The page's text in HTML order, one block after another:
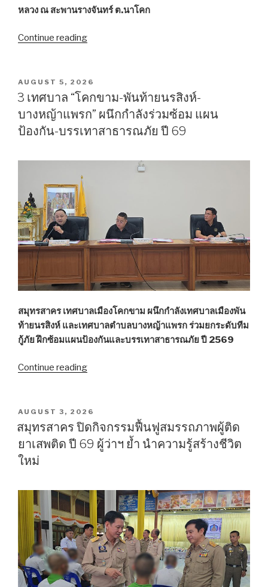
หลวง ณ สะพานรางจันทร์ ต.นาโคก
Continue reading
หวัดฯ
จัด
พิธี
พันธุ์
วันพระ
ราช
“สมเด็จ
พันปี
หลวง””
POSTED
ON
AUGUST 5, 2026
3 เทศบาล “โคกขาม-พันท้ายนรสิงห์-
บางหญ้าแพรก” ผนึกกำลังร่วมซ้อม แผน
ป้องกัน-บรรเทาสาธารณภัย ปี 69
สมุทรสาคร เทศบาลเมืองโคกขาม ผนึกกำลังเทศบาลเมืองพัน
ท้ายนรสิงห์ และเทศบาลตำบลบางหญ้าแพรก ร่วมยกระดับทีม
กู้ภัย ฝึกซ้อมแผนป้องกันและบรรเทาสาธารณภัย ปี 2569
Continue reading
ขาม-
พัน
ท้าย
นรสิงห์-
กำลัง
ซ้อม
แผน
ป้องกัน-
บรรเทา
สาธารณภัย
POSTED
ON
AUGUST 3, 2026
สมุทรสาคร ปิดกิจกรรมฟื้นฟูสมรรถภาพผู้ติด
ยาเสพติด ปี 69 ผู้ว่าฯ ย้ำ นำความรู้สร้างชีวิต
ใหม่